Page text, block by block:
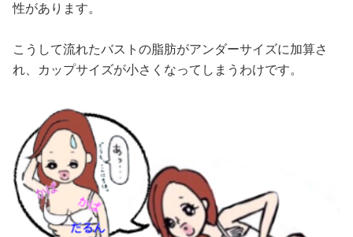
性があります。
こうして流れたバストの脂肪がアンダーサイズに加算さ
れ、カップサイズが小さくなってしまうわけです。